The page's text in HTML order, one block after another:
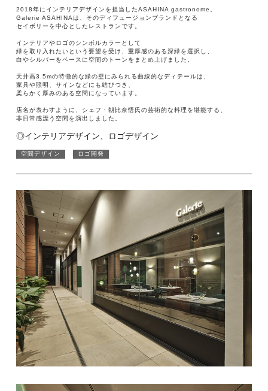
2018年にインテリアデザインを担当したASAHINA gastronome。
Galerie ASAHINAは、そのディフュージョンブランドとなる
セイボリーを中心としたレストランです。
インテリアやロゴのシンボルカラーとして
緑を取り入れたいという要望を受け、重厚感のある深緑を選択し、
白やシルバーをベースに空間のトーンをまとめ上げました。
天井高3.5mの特徴的な緑の壁にみられる曲線的なディテールは、
家具や照明、サインなどにも結びつき、
柔らかく厚みのある空間になっています。
店名が表わすように、シェフ・朝比奈悟氏の芸術的な料理を堪能する、
非日常感漂う空間を演出しました。
◎インテリアデザイン、ロゴデザイン
空間デザイン ロゴ開発